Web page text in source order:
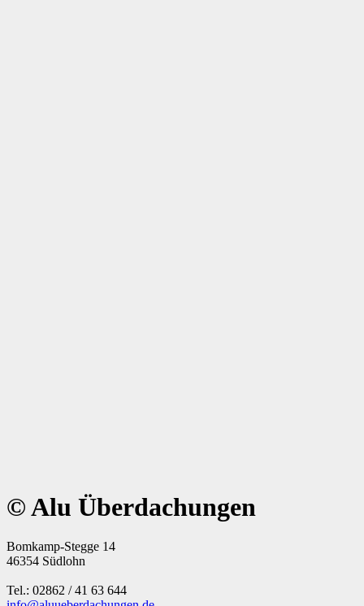
© Alu Überdachungen
Bomkamp-Stegge 14
46354 Südlohn
Tel.: 02862 / 41 63 644